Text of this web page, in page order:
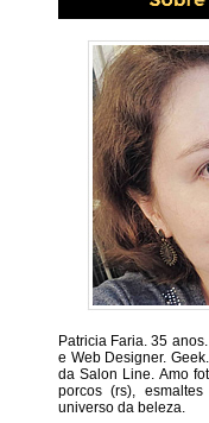
Patricia Faria.35
e Web Designer.
da Salon Line. Amo
porcos (rs),
universo da beleza.